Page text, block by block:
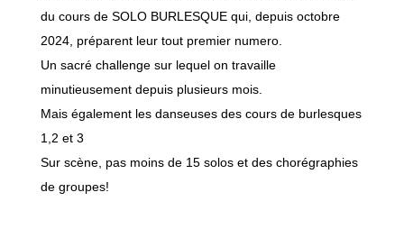
du cours de SOLO BURLESQUE qui, depuis octobre
2024, préparent leur tout premier numero.
Un sacré challenge sur lequel on travaille
minutieusement depuis plusieurs mois.
Mais également les danseuses des cours de burlesques
1,2 et 3
Sur scène, pas moins de 15 solos et des chorégraphies
de groupes!